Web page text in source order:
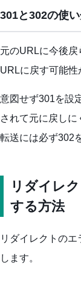
301と302の使
元のURLに今後
URLに戻す可能性
意図せず301を設
されて元に戻し
転送には必ず302
リダイレ
する方法
リダイレクトの
します。